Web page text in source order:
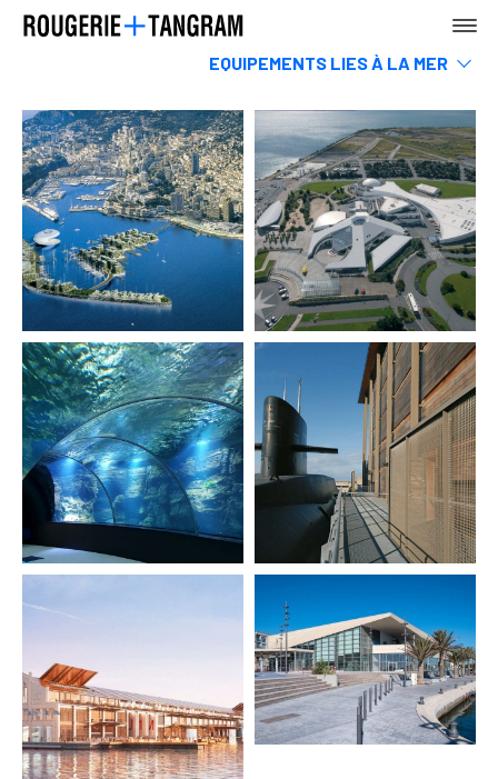
EQUIPEMENTS LIES À LA MER
Habitats sous-marins - Vaisseaux - Recifs
AGENCE
TERRE
MER